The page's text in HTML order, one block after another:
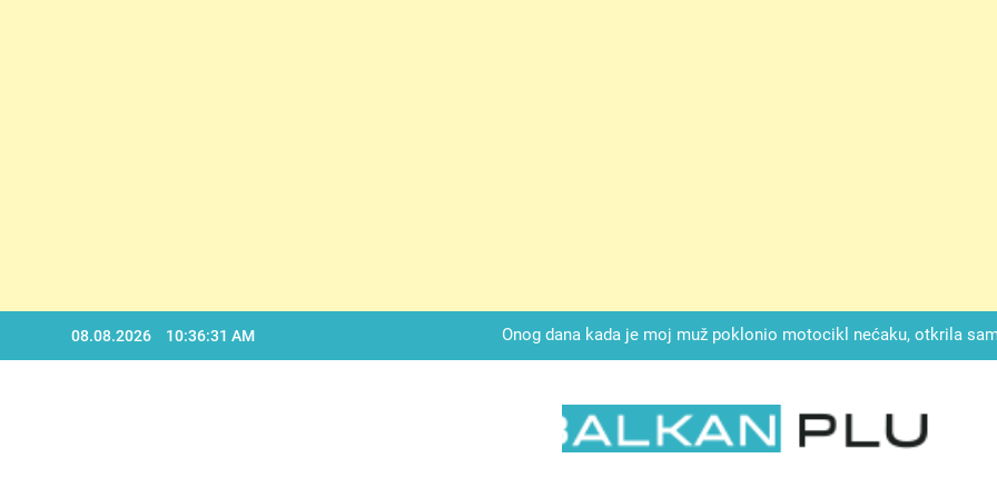
08.08.2026 10:36:32 AM
Onog dana kada je moj muž poklonio motocikl nećaku, otkrila
SAM ČAŠU: BIO JE SIN ŽENE ZA KOJU SU
Dok mi je svekrva čupala infuziju i šaptala da umrem kako bi se
nije znala da je ispod zavoja ostao gumb koji je snimao svaku